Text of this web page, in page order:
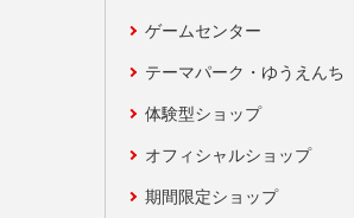
ゲームセンター
テーマパーク・ゆうえんち
体験型ショップ
オフィシャルショップ
期間限定ショップ